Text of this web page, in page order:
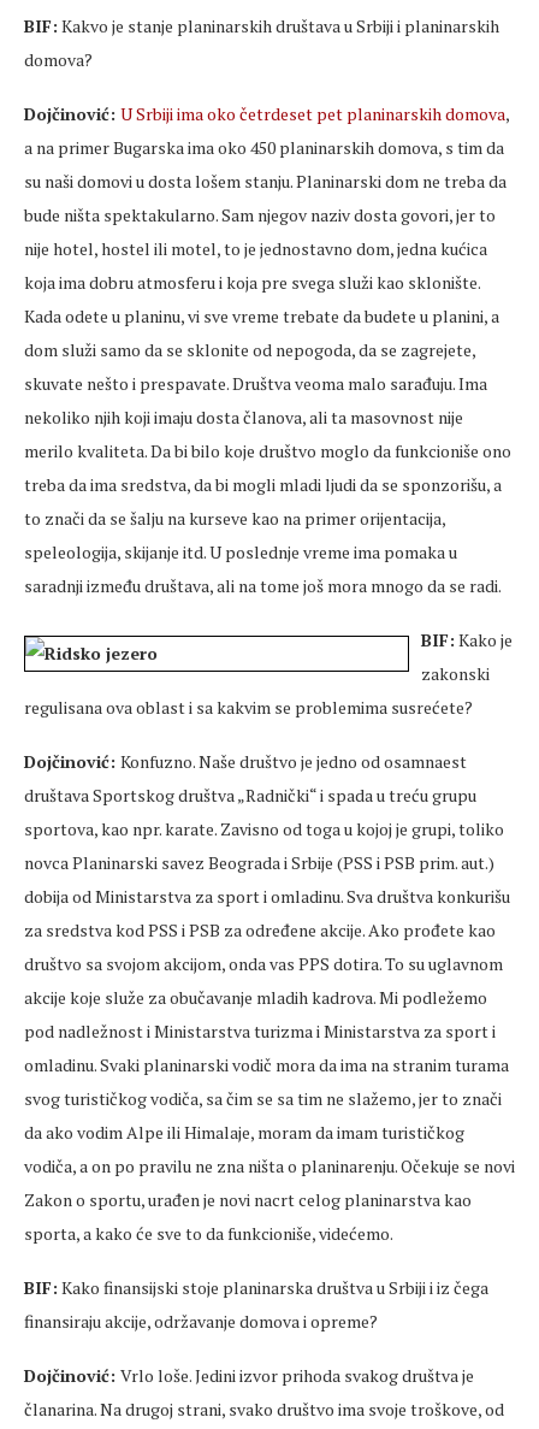
BIF: Kakvo je stanje planinarskih društava u Srbiji i planinarskih
domova?
Dojčinović: U Srbiji ima oko četrdeset pet planinarskih domova,
a na primer Bugarska ima oko 450 planinarskih domova, s tim da
su naši domovi u dosta lošem stanju. Planinarski dom ne treba da
bude ništa spektakularno. Sam njegov naziv dosta govori, jer to
nije hotel, hostel ili motel, to je jednostavno dom, jedna kućica
koja ima dobru atmosferu i koja pre svega služi kao sklonište.
Kada odete u planinu, vi sve vreme trebate da budete u planini, a
dom služi samo da se sklonite od nepogoda, da se zagrejete,
skuvate nešto i prespavate. Društva veoma malo sarađuju. Ima
nekoliko njih koji imaju dosta članova, ali ta masovnost nije
merilo kvaliteta. Da bi bilo koje društvo moglo da funkcioniše ono
treba da ima sredstva, da bi mogli mladi ljudi da se sponzorišu, a
to znači da se šalju na kurseve kao na primer orijentacija,
speleologija, skijanje itd. U poslednje vreme ima pomaka u
saradnji između društava, ali na tome još mora mnogo da se radi.
BIF: Kako je
zakonski
regulisana ova oblast i sa kakvim se problemima susrećete?
Dojčinović: Konfuzno. Naše društvo je jedno od osamnaest
društava Sportskog društva „Radnički“ i spada u treću grupu
sportova, kao npr. karate. Zavisno od toga u kojoj je grupi, toliko
novca Planinarski savez Beograda i Srbije (PSS i PSB prim. aut.)
dobija od Ministarstva za sport i omladinu. Sva društva konkurišu
za sredstva kod PSS i PSB za određene akcije. Ako prođete kao
društvo sa svojom akcijom, onda vas PPS dotira. To su uglavnom
akcije koje služe za obučavanje mladih kadrova. Mi podležemo
pod nadležnost i Ministarstva turizma i Ministarstva za sport i
omladinu. Svaki planinarski vodič mora da ima na stranim turama
svog turističkog vodiča, sa čim se sa tim ne slažemo, jer to znači
da ako vodim Alpe ili Himalaje, moram da imam turističkog
vodiča, a on po pravilu ne zna ništa o planinarenju. Očekuje se novi
Zakon o sportu, urađen je novi nacrt celog planinarstva kao
sporta, a kako će sve to da funkcioniše, videćemo.
BIF: Kako finansijski stoje planinarska društva u Srbiji i iz čega
finansiraju akcije, održavanje domova i opreme?
Dojčinović: Vrlo loše. Jedini izvor prihoda svakog društva je
članarina. Na drugoj strani, svako društvo ima svoje troškove, od